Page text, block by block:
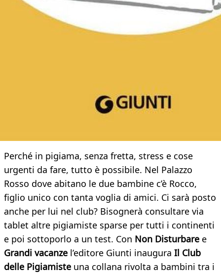
Perché in pigiama, senza fretta, stress e cose
urgenti da fare, tutto è possibile. Nel Palazzo
Rosso dove abitano le due bambine c’è Rocco,
figlio unico con tanta voglia di amici. Ci sarà posto
anche per lui nel club? Bisognerà consultare via
tablet altre pigiamiste sparse per tutti i continenti
e poi sottoporlo a un test. Con Non Disturbare e
Grandi vacanze l’editore Giunti inaugura Il Club
delle Pigiamiste una collana rivolta a bambini tra i